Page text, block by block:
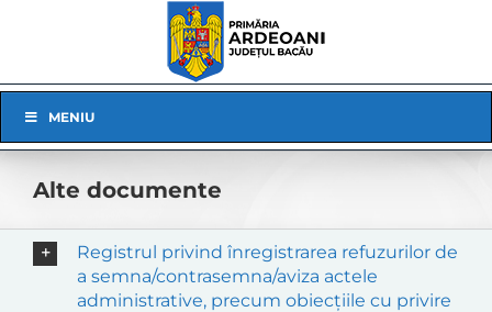
Navigation
MENIU
Alte documente
Registrul privind înregistrarea refuzurilor de
a semna/contrasemna/aviza actele
administrative, precum obiecțiile cu privire